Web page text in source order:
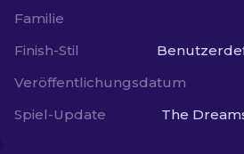
Familie
Finish-Stil
Veröffentlichungsdatum
Spiel-Update
The